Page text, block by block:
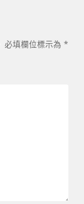
必填欄位標示為 *